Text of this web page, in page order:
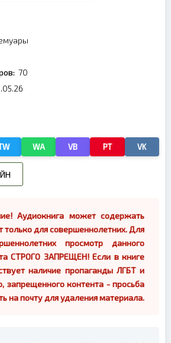
70
WA VB PT VK
Аудиокнига может содержать
только для совершеннолетних. Для
просмотр данного
СТРОГО ЗАПРЕЩЕН! Если в книге
наличие пропаганды ЛГБТ и
запрещенного контента - просьба
на почту для удаления материала.